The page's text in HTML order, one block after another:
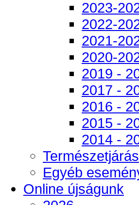
2023-
2022-
2021-
2020-
2019 -
2017 -
2016 -
2015 -
2014 -
Természetjárás
Egyéb
Online újságunk